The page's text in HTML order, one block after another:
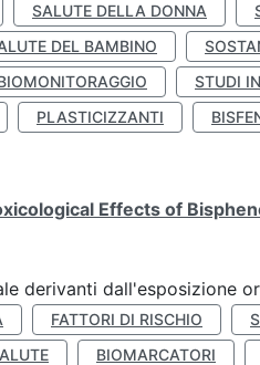
SALUTE DELLA DONNA
DEL BAMBINO
STUDI
PLASTICIZZANTI
Effects of
derivanti dall'esposizione
FATTORI DI RISCHIO
BIOMARCATORI